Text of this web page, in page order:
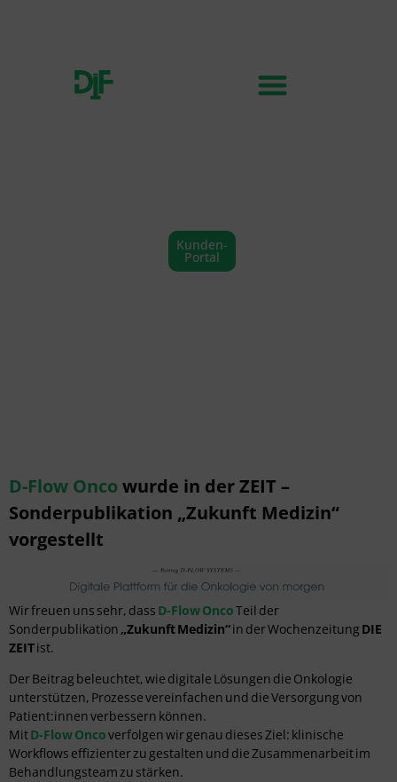
Kunden-
Portal
D-Flow Oncowurde in der ZEIT –
Sonderpublikation „Zukunft Medizin“
vorgestellt
Wir freuen uns sehr, dass D-Flow OncoTeil der
Sonderpublikation „Zukunft Medizin“in der Wochenzeitung DIE
ZEITist.
Der Beitrag beleuchtet, wie digitale Lösungen die Onkologie
unterstützen, Prozesse vereinfachen und die Versorgung von
Patient:innen verbessern können.
MitD-Flow Oncoverfolgen wir genau dieses Ziel: klinische
Workflows effizienter zu gestalten und die Zusammenarbeit im
Behandlungsteam zu stärken.